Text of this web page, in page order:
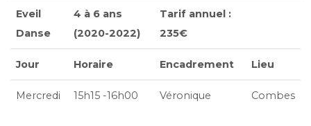
Eveil
Danse
4 à 6 ans
(2020-2022)
Tarif annuel :
235€
Jour Horaire Encadrement Lieu
Mercredi 15h15 -16h00 Véronique Combes